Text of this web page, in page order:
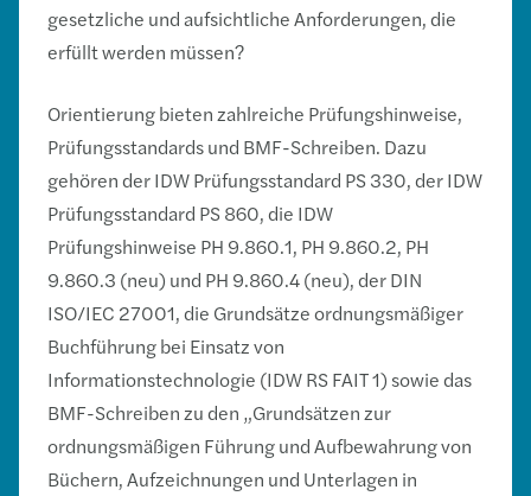
gesetzliche und aufsichtliche Anforderungen, die
erfüllt werden müssen?
Orientierung bieten zahlreiche Prüfungshinweise,
Prüfungsstandards und BMF-Schreiben. Dazu
gehören der IDW Prüfungsstandard PS 330, der IDW
Prüfungsstandard PS 860, die IDW
Prüfungshinweise PH 9.860.1, PH 9.860.2, PH
9.860.3 (neu) und PH 9.860.4 (neu), der DIN
ISO/IEC 27001, die Grundsätze ordnungsmäßiger
Buchführung bei Einsatz von
Informationstechnologie (IDW RS FAIT 1) sowie das
BMF-Schreiben zu den „Grundsätzen zur
ordnungsmäßigen Führung und Aufbewahrung von
Büchern, Aufzeichnungen und Unterlagen in